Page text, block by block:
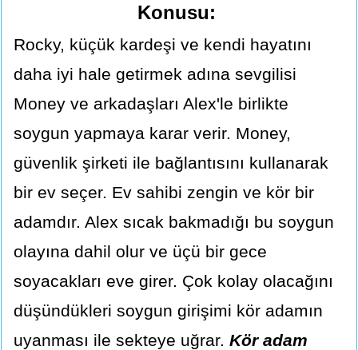
Konusu:
Rocky, küçük kardeşi ve kendi hayatını
daha iyi hale getirmek adına sevgilisi
Money ve arkadaşları Alex'le birlikte
soygun yapmaya karar verir. Money,
güvenlik şirketi ile bağlantısını kullanarak
bir ev seçer. Ev sahibi zengin ve kör bir
adamdır. Alex sıcak bakmadığı bu soygun
olayına dahil olur ve üçü bir gece
soyacakları eve girer. Çok kolay olacağını
düşündükleri soygun girişimi kör adamın
uyanması ile sekteye uğrar. Kör adam